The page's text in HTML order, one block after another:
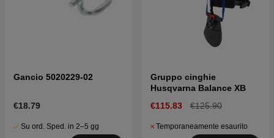
Gancio 5020229-02
€18.79
Su ord. Sped. in 2–5 gg
Gruppo cinghie
Husqvarna Balance XB
€115.83
€125.90
Temporaneamente esaurito